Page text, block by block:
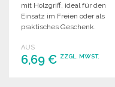
mit Holzgriff, ideal für den
Einsatz im Freien oder als
praktisches Geschenk.
AUS
6,69 € ZZGL. MWST.